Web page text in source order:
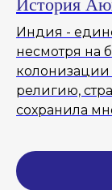
История
Индия -
несмотря на
религию,
сохранила